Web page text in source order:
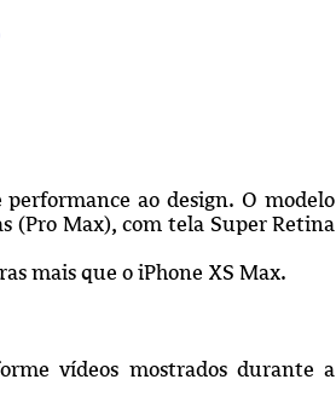
ao design. O modelo
(Pro Max), com tela Super Retina
mais que o iPhone XS Max.
vídeos mostrados durante a